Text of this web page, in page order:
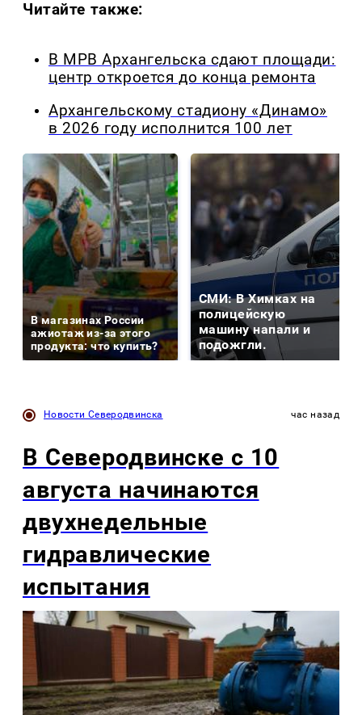
Читайте также:
В МРВ Архангельска сдают площади:
центр откроется до конца ремонта
Архангельскому стадиону «Динамо»
в 2026 году исполнится 100 лет
В магазинах России
ажиотаж из-за этого
продукта: что купить?
СМИ: В Химках на
полицейскую
машину напали и
подожгли.
Новости Северодвинска час назад
В Северодвинске с 10
августа начинаются
двухнедельные
гидравлические
испытания